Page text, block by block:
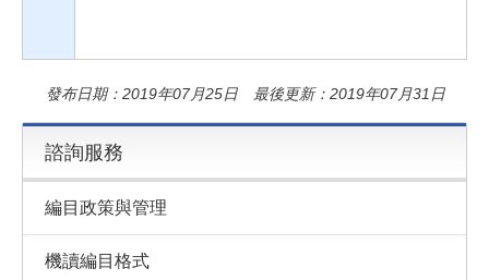
發布日期：2019年07月25日 最後更新：2019年07月31日
諮詢服務
編目政策與管理
機讀編目格式